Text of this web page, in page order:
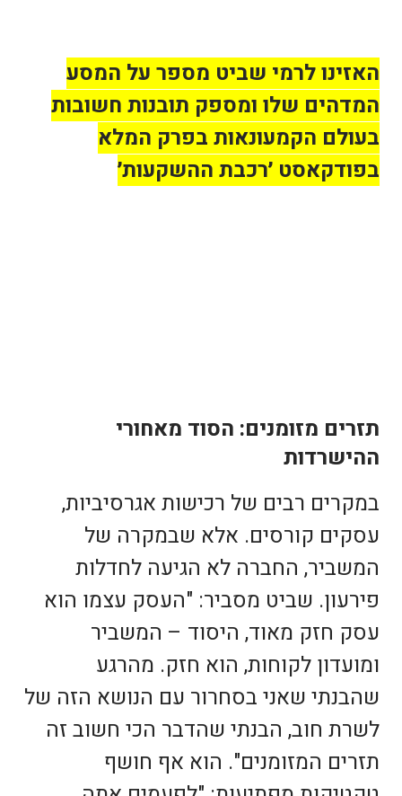
האזינו לרמי שביט מספר על המסע
המדהים שלו ומספק תובנות חשובות
בעולם הקמעונאות בפרק המלא
בפודקאסט ׳רכבת ההשקעות׳
תזרים מזומנים: הסוד מאחורי
ההישרדות
במקרים רבים של רכישות אגרסיביות,
עסקים קורסים. אלא שבמקרה של
המשביר, החברה לא הגיעה לחדלות
פירעון. שביט מסביר: "העסק עצמו הוא
עסק חזק מאוד, היסוד – המשביר
ומועדון לקוחות, הוא חזק. מהרגע
שהבנתי שאני בסחרור עם הנושא הזה של
לשרת חוב, הבנתי שהדבר הכי חשוב זה
תזרים המזומנים". הוא אף חושף